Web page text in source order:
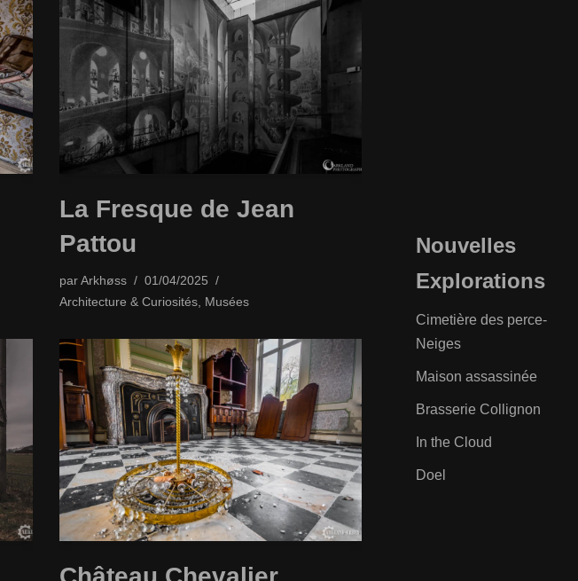
La Fresque de Jean
Pattou
parArkhøss
01/04/2025
Architecture & Curiosités, Musées
Nouvelles
Explorations
Cimetière des perce-
Neiges
Maison assassinée
Brasserie Collignon
In the Cloud
Doel